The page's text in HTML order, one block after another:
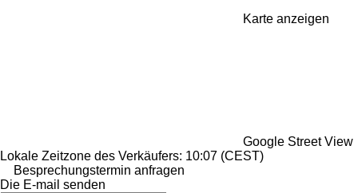
Karte anzeigen
Google Street View
Lokale Zeitzone des Verkäufers: 10:07 (CEST)
Besprechungstermin anfragen
Die E-mail senden